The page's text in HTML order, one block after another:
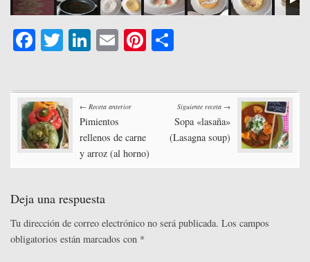
Fa
bo
ok
T
tte
r
Li
ed
In
E
ail
Pi
er m
pa
rti
r
Post
navigation
← Receta anterior
Pimientos
rellenos de carne
y arroz (al horno)
Siguiente receta →
Sopa «lasaña»
(Lasagna soup)
Deja una respuesta
Tu dirección de correo electrónico no será publicada. Los campos
obligatorios están marcados con *